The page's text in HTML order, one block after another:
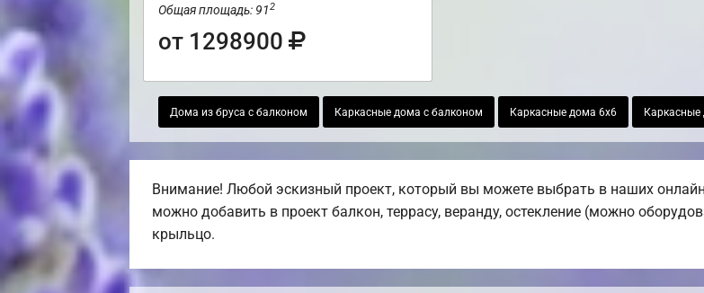
Общая площадь: 912
от 1298900
Дома из бруса с балконом Каркасные дома с балконом Каркасные дома 6х6 Каркасные
Внимание! Любой эскизный проект, который вы можете выбрать в наших
можно добавить в проект балкон, террасу, веранду, остекление (можно
крыльцо.